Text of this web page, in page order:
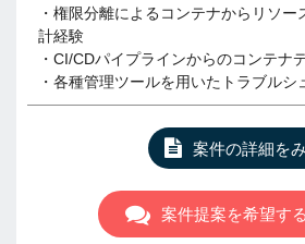
・権限分離によるコンテナからリソ
計経験
・CI/CDパイプラインからのコンテナ
・各種管理ツールを用いたトラブルシ
案件の詳細を
案件提案を希望す